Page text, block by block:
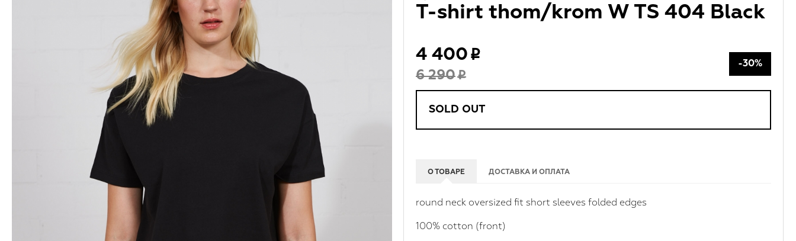
T-shirt thom/krom W TS 404 Black
4 400
6 290
-30%
SOLD OUT
О ТОВАРЕ ДОСТАВКА И ОПЛАТА
round neck oversized fit short sleeves folded edges
100% cotton (front)